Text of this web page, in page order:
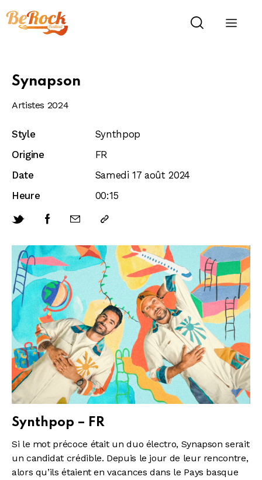
Synapson
Synthpop – FR
Si le mot précoce était un duo électro, Synapson serait
un candidat crédible. Depuis le jour de leur rencontre,
alors qu’ils étaient en vacances dans le Pays basque
Artistes 2024
Style
Synthpop
Origine
FR
Date
Samedi 17 août 2024
Heure
00:15